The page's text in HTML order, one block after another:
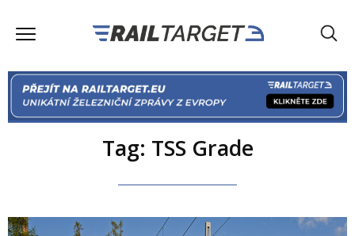
Tag: TSS Grade